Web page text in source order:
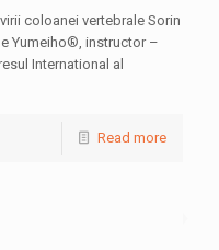
coloanei vertebrale Sorin
Yumeiho®, instructor –
International al
Read more